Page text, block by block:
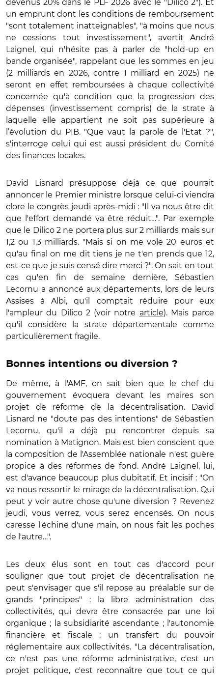
devenus 20% dans le PLF 2026 avec le "Dilico 2"). Et
un emprunt dont les conditions de remboursement
"sont totalement inatteignables", "à moins que nous
ne cessions tout investissement", avertit André
Laignel, qui n'hésite pas à parler de "hold-up en
bande organisée", rappelant que les sommes en jeu
(2 milliards en 2026, contre 1 milliard en 2025) ne
seront en effet remboursées à chaque collectivité
concernée qu'à condition que la progression des
dépenses (investissement compris) de la strate à
laquelle elle appartient ne soit pas supérieure à
l’évolution du PIB. "Que vaut la parole de l'Etat ?",
s'interroge celui qui est aussi président du Comité
des finances locales.
David Lisnard présuppose déjà ce que pourrait
annoncer le Premier ministre lorsque celui-ci viendra
clore le congrès jeudi après-midi : "Il va nous être dit
que l'effort demandé va être réduit…". Par exemple
que le Dilico 2 ne portera plus sur 2 milliards mais sur
1,2 ou 1,3 milliards. "Mais si on me vole 20 euros et
qu'au final on me dit tiens je ne t'en prends que 12,
est-ce que je suis censé dire merci ?". On sait en tout
cas qu'en fin de semaine dernière, Sébastien
Lecornu a annoncé aux départements, lors de leurs
Assises à Albi, qu'il comptait réduire pour eux
l'ampleur du Dilico 2 (voir notre article). Mais parce
qu'il considère la strate départementale comme
particulièrement fragile.
Bonnes intentions ou diversion ?
De même, à l'AMF, on sait bien que le chef du
gouvernement évoquera devant les maires son
projet de réforme de la décentralisation. David
Lisnard ne "doute pas des intentions" de Sébastien
Lecornu, qu'il a déjà pu rencontrer depuis sa
nomination à Matignon. Mais est bien conscient que
la composition de l'Assemblée nationale n'est guère
propice à des réformes de fond. André Laignel, lui,
est d'avance beaucoup plus dubitatif. Et incisif : "On
va nous ressortir le mirage de la décentralisation. Qui
peut y voir autre chose qu'une diversion ? Revenez
jeudi, vous verrez, vous serez encensés. On nous
caresse l'échine d'une main, on nous fait les poches
de l'autre…".
Les deux élus sont en tout cas d'accord pour
souligner que tout projet de décentralisation ne
peut s'envisager que s'il repose au préalable sur de
grands "principes" : la libre administration des
collectivités, qui devra être consacrée par une loi
organique ; la subsidiarité ascendante ; l'autonomie
financière et fiscale ; un transfert du pouvoir
réglementaire aux collectivités. "La décentralisation,
ce n'est pas une réforme administrative, c'est un
projet politique, c'est reconnaître que tout ce qui